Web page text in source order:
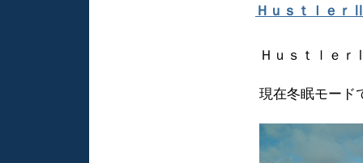
Ｈｕｓｔｌｅ
Ｈｕｓｔｌｅ
現在冬眠モード